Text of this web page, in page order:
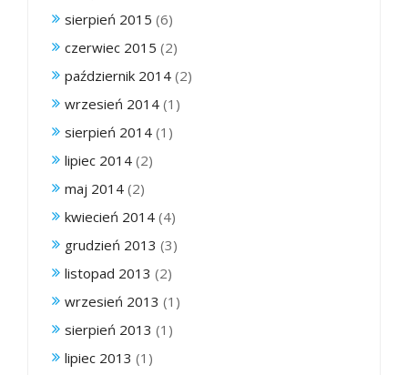
sierpień 2015 (6)
czerwiec 2015 (2)
październik 2014 (2)
wrzesień 2014 (1)
sierpień 2014 (1)
lipiec 2014 (2)
maj 2014 (2)
kwiecień 2014 (4)
grudzień 2013 (3)
listopad 2013 (2)
wrzesień 2013 (1)
sierpień 2013 (1)
lipiec 2013 (1)